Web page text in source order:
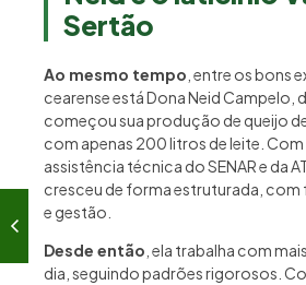
Sertão
Ao mesmo tempo , entre os bons
cearense está Dona Neid Campelo,
começou sua produção de queijo
com apenas 200 litros de leite.
assistência técnica do SENAR e da
cresceu de forma estruturada, com
e gestão.
Desde então , ela trabalha com
dia, seguindo padrões rigorosos.